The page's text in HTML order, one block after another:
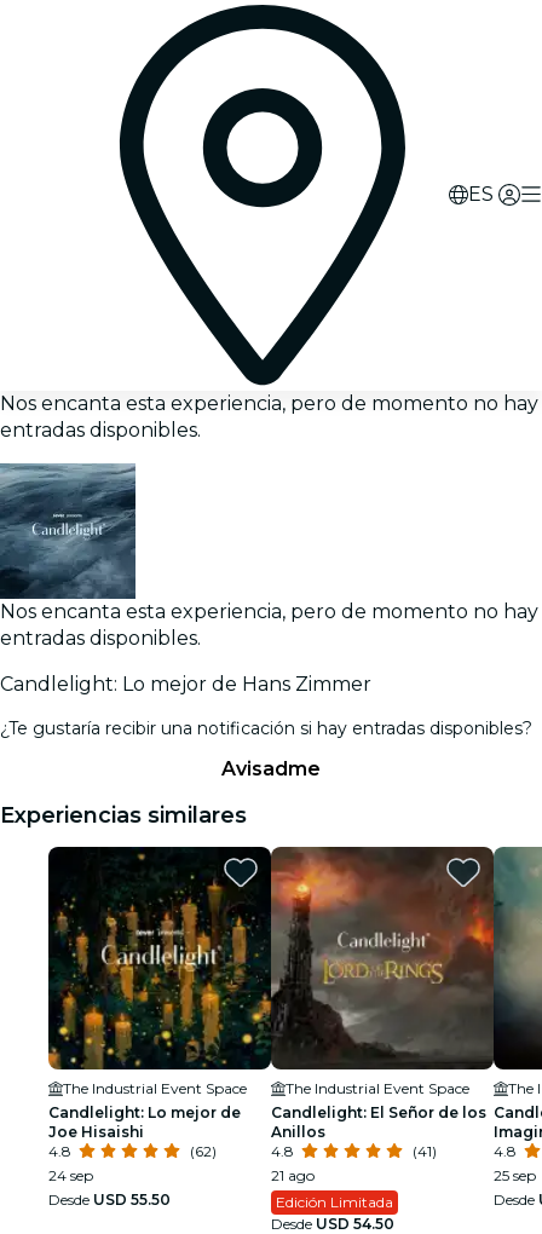
ES
Nos encanta esta experiencia, pero de momento no hay
entradas disponibles.
Nos encanta esta experiencia, pero de momento no hay
entradas disponibles.
Candlelight: Lo mejor de Hans Zimmer
¿Te gustaría recibir una notificación si hay entradas disponibles?
Avisadme
Experiencias similares
The Industrial Event Space
Candlelight: Lo mejor de
Joe Hisaishi
4.8
(62)
24 sep
Desde USD 55.50
The Industrial Event Space
Candlelight: El Señor de los
Anillos
4.8
(41)
21 ago
Edición Limitada
Desde USD 54.50
The
4.8
25 sep
Desde